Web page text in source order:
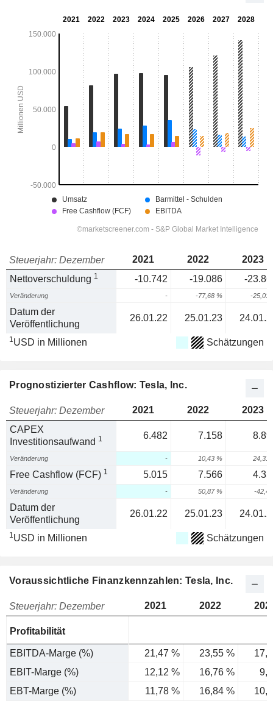
Steuerjahr: Dezember 2021 2022
2023
Nettoverschuldung 1 -10.742 -19.086 -
Veränderung - -77,68 % -25,03
Datum der
Veröffentlichung
26.01.22 25.01.23
1USD in Millionen Schätzungen
Prognostizierter Cashflow: Tesla, Inc.
Steuerjahr: Dezember 2021 2022
2023
CAPEX
Investitionsaufwand 1 6.482 7.158
Veränderung - 10,43 % 24,31
Free Cashflow (FCF) 1 5.015 7.566
Veränderung - 50,87 % -42,4
Datum der
Veröffentlichung
26.01.22 25.01.23
1USD in Millionen Schätzungen
Voraussichtliche Finanzkennzahlen: Tesla, Inc.
Steuerjahr: Dezember 2021 2022
Profitabilität
EBITDA-Marge (%) 21,47 % 23,55 %
EBIT-Marge (%)
12,12 % 16,76 %
EBT-Marge (%)
11,78 % 16,84 %